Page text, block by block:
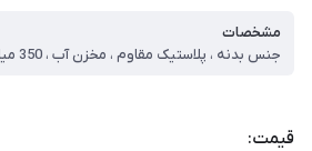
مشخصات
قیمت: